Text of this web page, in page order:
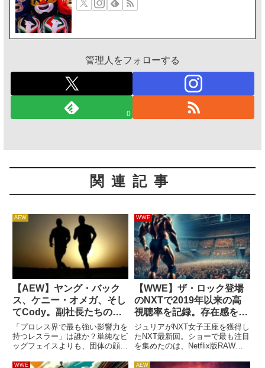
管理人をフォローする
0
関連記事
AEW
【AEW】ヤング・バック
ス、ケニー・オメガ、そし
てCody。副社長たちの実
際の関係はどうなっていた
のか？
「プロレス界で最も強い影響力を
持つレスラー」は誰か？単純なビ
ッグフェイスよりも、団体の顔と
関わるレスラーこそ、この称号に
WWE
【WWE】ザ・ロック登場
のNXTで2019年以来の高
視聴率を記録。存在感を強
さを示す
ジュリアがNXT女子王座を獲得し
たNXT最新回。ショーで最も注目
を集めたのは、Netflix版RAW初
出演することでした。相変わらず
WWE AEW